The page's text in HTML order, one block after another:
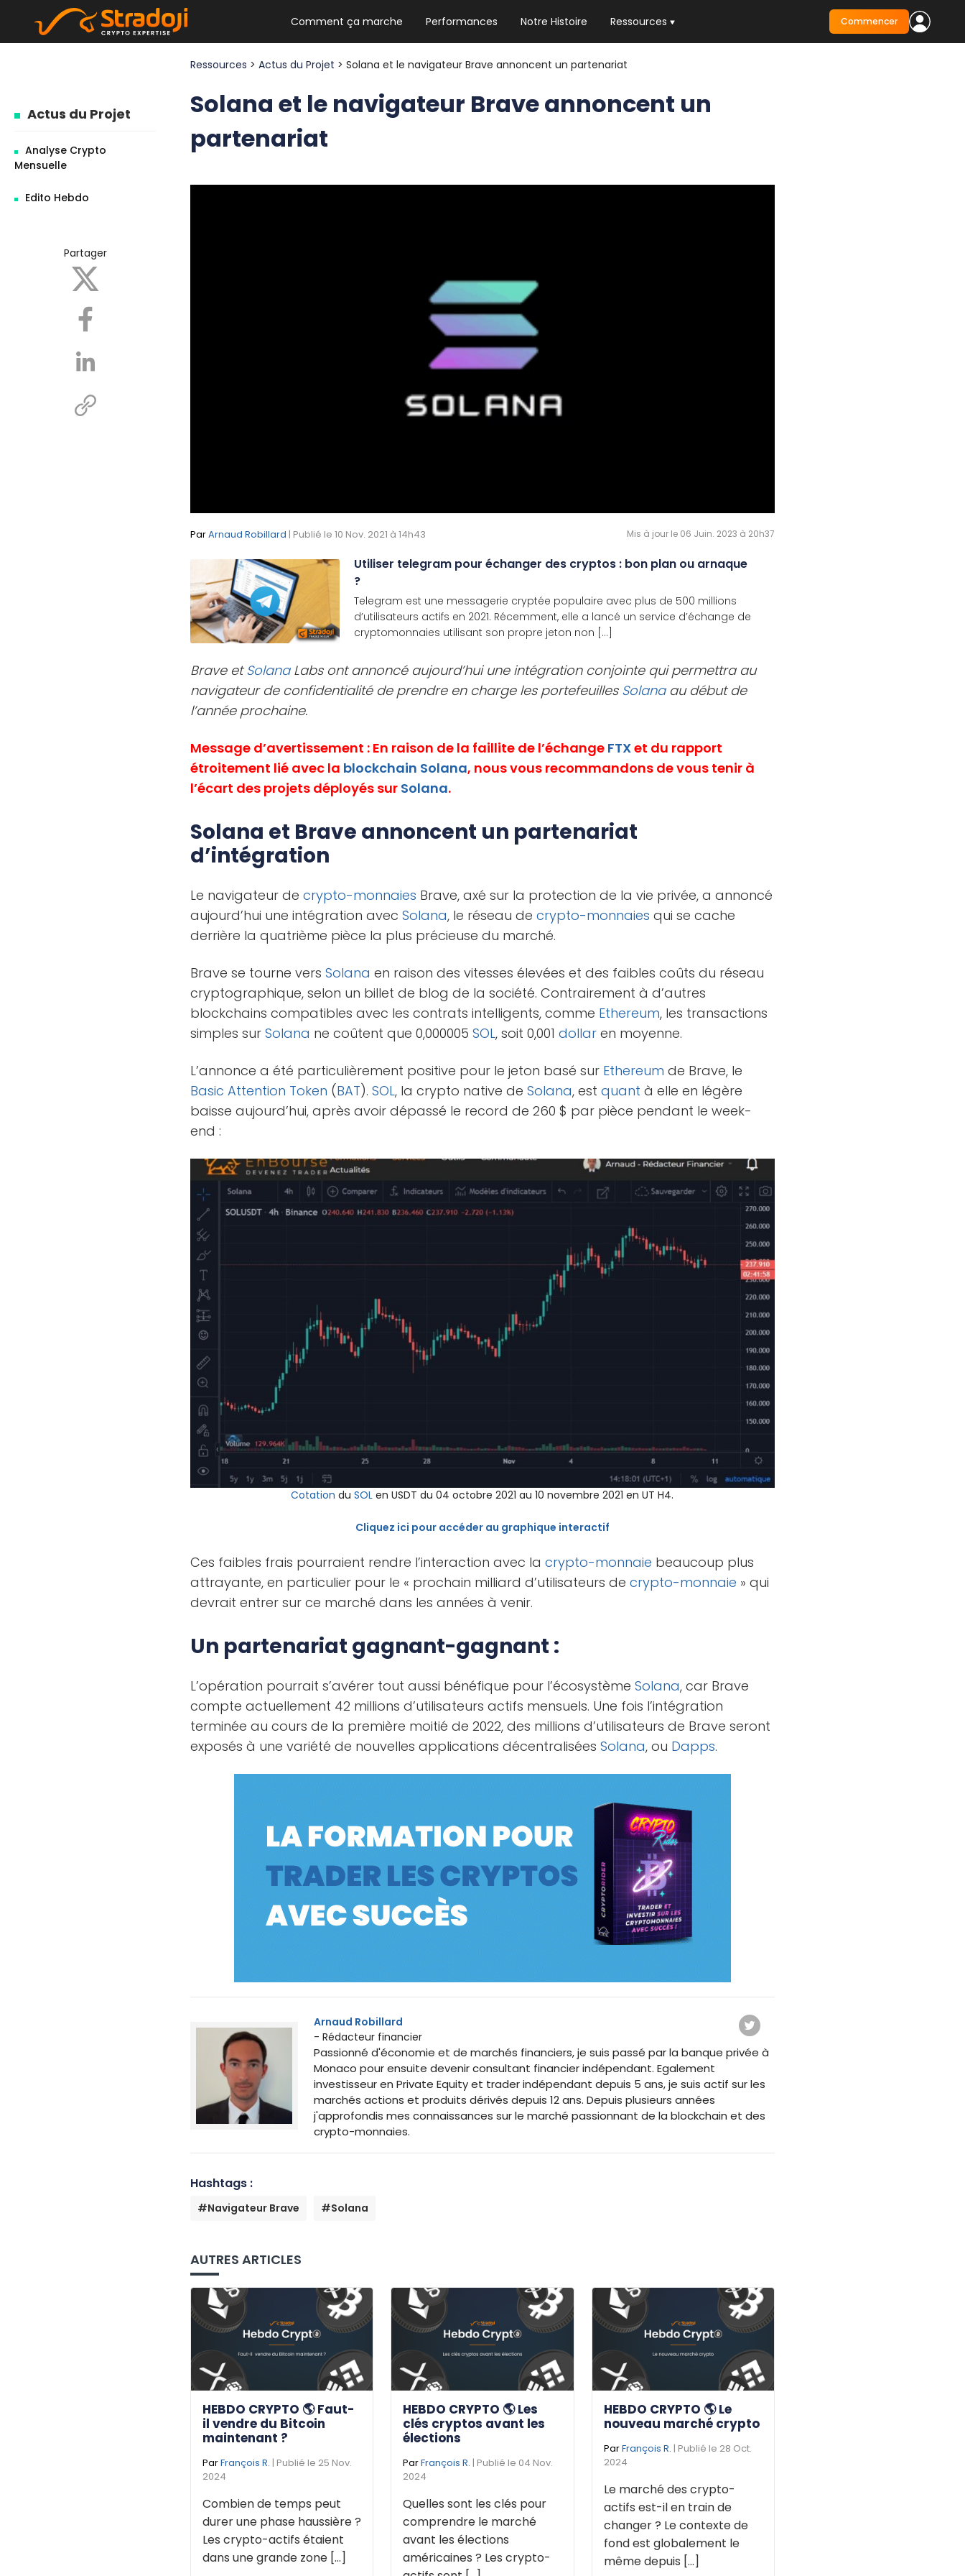
Comment ça marche Performances Notre Histoire Ressources
NEWSLETTER HEBDO
Les news crypto dont vous avez besoin
Commencer
Actus du Projet
Analyse Crypto
Mensuelle
Edito Hebdo
Partager
Ressources >Actus du Projet > Solana et le navigateur Brave annoncent un partenariat
Solana et le navigateur Brave annoncent un
partenariat
ParArnaud Robillard | Publié le 10 Nov. 2021 à 14h43 Mis à jour le 06 Juin. 2023 à 20h37
Utiliser telegram pour échanger des cryptos : bon plan ou arnaque
?
Telegram est une messagerie cryptée populaire avec plus de 500 millions
d’utilisateurs actifs en 2021. Récemment, elle a lancé un service d’échange de
cryptomonnaies utilisant son propre jeton non [...]
Brave etSolanaLabs ont annoncé aujourd’hui une intégration conjointe qui permettra au
navigateur de confidentialité de prendre en charge les portefeuilles Solanaau début de
l’année prochaine.
Message d’avertissement : En raison de la faillite de l’échange FTXet du rapport
étroitement lié avec la blockchain Solana, nous vous recommandons de vous tenir à
l’écart des projets déployés sur Solana.
Solana et Brave annoncent un partenariat
d’intégration
Le navigateur decrypto-monnaies Brave, axé sur la protection de la vie privée, a annoncé
aujourd’hui une intégration avecSolana, le réseau decrypto-monnaies qui se cache
derrière la quatrième pièce la plus précieuse du marché.
Brave se tourne versSolana en raison des vitesses élevées et des faibles coûts du réseau
cryptographique, selon un billet de blog de la société. Contrairement à d’autres
blockchains compatibles avec les contrats intelligents, comme Ethereum, les transactions
simples surSolana ne coûtent que 0,000005SOL, soit 0,001dollar en moyenne.
L’annonce a été particulièrement positive pour le jeton basé sur Ethereum de Brave, le
Basic Attention Token (BAT).SOL, la crypto native deSolana, estquant à elle en légère
baisse aujourd’hui, après avoir dépassé le record de 260 $ par pièce pendant le week-
end :
Cotation duSOL en USDT du 04 octobre 2021 au 10 novembre 2021 en UT H4.
Cliquez ici pour accéder au graphique interactif
Ces faibles frais pourraient rendre l’interaction avec lacrypto-monnaie beaucoup plus
attrayante, en particulier pour le « prochain milliard d’utilisateurs decrypto-monnaie » qui
devrait entrer sur ce marché dans les années à venir.
Un partenariat gagnant-gagnant :
L’opération pourrait s’avérer tout aussi bénéfique pour l’écosystèmeSolana, car Brave
compte actuellement 42 millions d’utilisateurs actifs mensuels. Une fois l’intégration
terminée au cours de la première moitié de 2022, des millions d’utilisateurs de Brave seront
exposés à une variété de nouvelles applications décentraliséesSolana, ou Dapps.
Arnaud Robillard
- Rédacteur financier
Passionné d'économie et de marchés financiers, je suis passé par la banque privée à
Monaco pour ensuite devenir consultant financier indépendant. Egalement
investisseur en Private Equity et trader indépendant depuis 5 ans, je suis actif sur les
marchés actions et produits dérivés depuis 12 ans. Depuis plusieurs années
j'approfondis mes connaissances sur le marché passionnant de la blockchain et des
crypto-monnaies.
Hashtags :
#Navigateur Brave #Solana
AUTRES ARTICLES
HEBDO CRYPTO 🌎 Faut-
il vendre du Bitcoin
maintenant ?
ParFrançois R. | Publié le 25 Nov.
2024
Combien de temps peut
durer une phase haussière ?
Les crypto-actifs étaient
dans une grande zone [...]
HEBDO CRYPTO 🌎 Les
clés cryptos avant les
élections
ParFrançois R. | Publié le 04 Nov.
2024
Quelles sont les clés pour
comprendre le marché
avant les élections
américaines ? Les crypto-
HEBDO CRYPTO 🌎 Le
nouveau marché crypto
ParFrançois R. | Publié le 28 Oct.
2024
Le marché des crypto-
actifs est-il en train de
changer ? Le contexte de
fond est globalement le
même depuis [...]